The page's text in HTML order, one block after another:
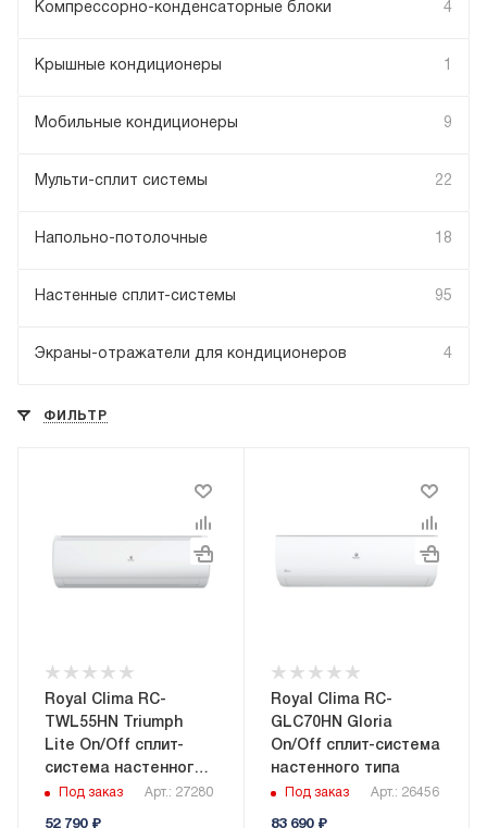
Компрессорно-конденсаторные блоки 4
Крышные кондиционеры 1
Мобильные кондиционеры 9
Мульти-сплит системы 22
Напольно-потолочные 18
Настенные сплит-системы 95
Экраны-отражатели для кондиционеров 4
ФИЛЬТР
Royal Clima RC-
TWL55HN Triumph
Lite On/Off сплит-
система настенного
типаПод заказ Арт.: 27280
52 790₽
Royal Clima RC-
GLC70HN Gloria
On/Off сплит-система
настенного типа
Под заказ Арт.: 26456
83 690₽